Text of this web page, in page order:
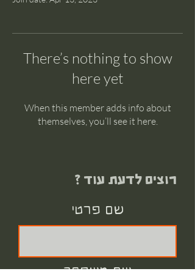
There’s nothing to show
here yet
When this member adds info about
themselves, you’ll see it here.
רוצים לדעת עוד ?
שם פרטי
שם משפחה